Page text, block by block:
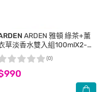
ARDEN 雅頓 綠茶+薰
草淡香水雙入組100mlX2-國
際航空版
(0)